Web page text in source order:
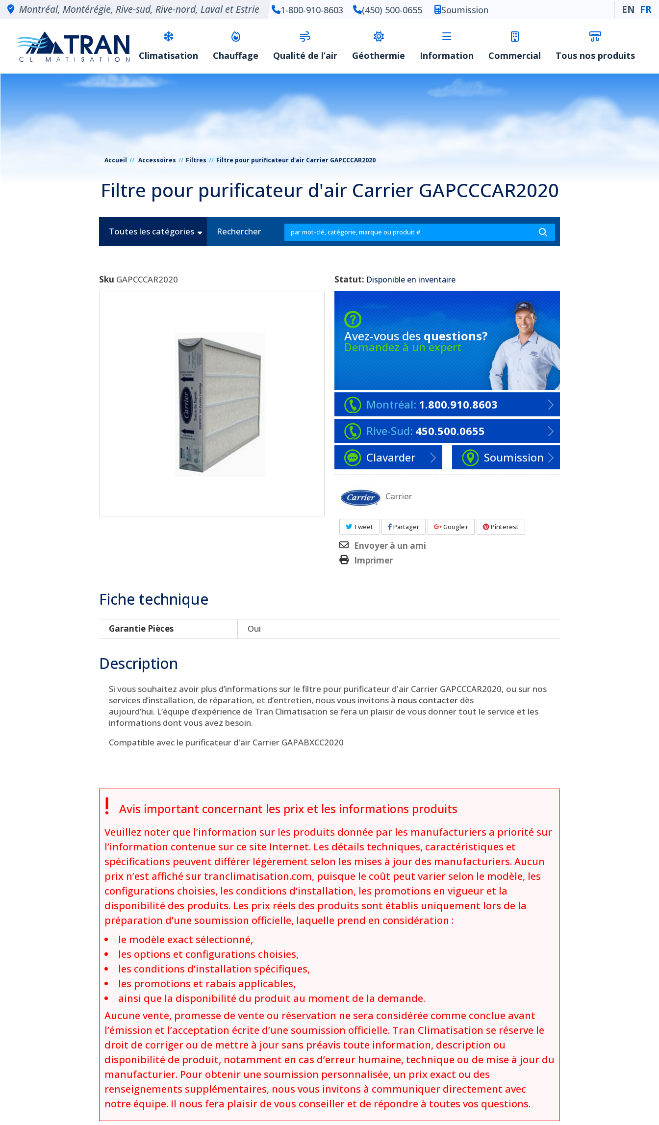
Montréal, Montérégie, Rive-sud, Rive-nord, Laval et Estrie 1-800-910-8603 (450) 500-0655 Soumission EN FR
Climatisation Chauffage Qualité de l’air Géothermie Information Commercial Tous nos produits
Accueil Accessoires Filtres Filtre pour purificateur d'air Carrier GAPCCCAR2020
Filtre pour purificateur d'air Carrier GAPCCCAR2020
Toutes les catégories Rechercher
Sku GAPCCCAR2020 Statut: Disponible en inventaire
Avez-vous des questions?
Demandez à un expert
Montréal: 1.800.910.8603
Rive-Sud: 450.500.0655
Clavarder
Soumission
Carrier
Tweet Partager Google+ Pinterest
Envoyer à un ami
Imprimer
Fiche technique
Garantie Pièces Oui
Description
Si vous souhaitez avoir plus d’informations sur le filtre pour purificateur d'air Carrier GAPCCCAR2020, ou sur nos
services d’installation, de réparation, et d’entretien, nous vous invitons à nous contacter dès
aujourd’hui. L’équipe d’expérience de Tran Climatisation se fera un plaisir de vous donner tout le service et les
informations dont vous avez besoin.
Compatible avec le purificateur d'air Carrier GAPABXCC2020
 Avis important concernant les prix et les informations produits
Veuillez noter que l’information sur les produits donnée par les manufacturiers a priorité sur
l’information contenue sur ce site Internet. Les détails techniques, caractéristiques et
spécifications peuvent différer légèrement selon les mises à jour des manufacturiers. Aucun
prix n’est affiché sur tranclimatisation.com, puisque le coût peut varier selon le modèle, les
configurations choisies, les conditions d’installation, les promotions en vigueur et la
disponibilité des produits. Les prix réels des produits sont établis uniquement lors de la
préparation d’une soumission officielle, laquelle prend en considération :
le modèle exact sélectionné,
les options et configurations choisies,
les conditions d’installation spécifiques,
les promotions et rabais applicables,
ainsi que la disponibilité du produit au moment de la demande.
Aucune vente, promesse de vente ou réservation ne sera considérée comme conclue avant
l’émission et l’acceptation écrite d’une soumission officielle. Tran Climatisation se réserve le
droit de corriger ou de mettre à jour sans préavis toute information, description ou
disponibilité de produit, notamment en cas d’erreur humaine, technique ou de mise à jour du
manufacturier. Pour obtenir une soumission personnalisée, un prix exact ou des
renseignements supplémentaires, nous vous invitons à communiquer directement avec
notre équipe. Il nous fera plaisir de vous conseiller et de répondre à toutes vos questions.